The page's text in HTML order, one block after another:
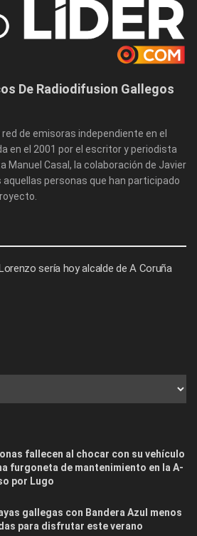
De Radiodifusion Gallegos
de emisoras independiente en el
en el 2001 por el escritor y periodista
Manuel Casal, la colaboración de Javier
aquellas personas que han participado
sería hoy alcalde de A Coruña
fallecen al chocar con su vehículo
furgoneta de mantenimiento en la A-
por Lugo
gallegas con Bandera Azul menos
para disfrutar este verano